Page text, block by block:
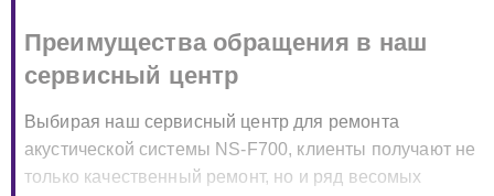
Преимущества обращения в наш
сервисный центр
Выбирая наш сервисный центр для ремонта
акустической системы NS-F700, клиенты получают не
только качественный ремонт, но и ряд весомых